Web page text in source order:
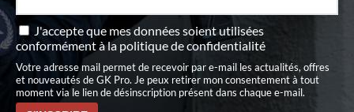
J'accepte que mes données soient utilisées
conformément àla politique de confidentialité
Votre adresse mail permet de recevoir par e-mail les actualités, offres
et nouveautés de GK Pro. Je peux retirer mon consentement à tout
moment via le lien de désinscription présent dans chaque e-mail.